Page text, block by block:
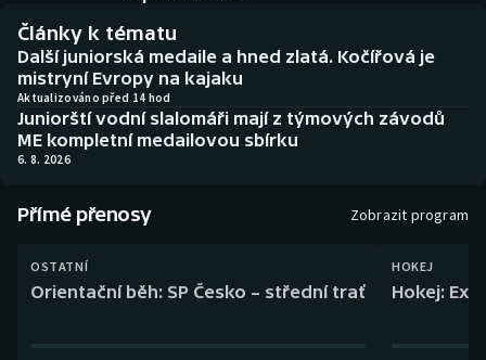
Basketbal
Biatlon
Boby a skeleton
Dostihy
Historické návraty
Aplikace ČT sport
AZ kvíz
Články k tématu
Další juniorská medaile a hned zlatá. Kočířová je
mistryní Evropy na kajaku
Aktualizováno před 14 hod
Juniorští vodní slalomáři mají z týmových závodů
ME kompletní medailovou sbírku
6. 8. 2026
Přímé přenosy Zobrazit program
OSTATNÍ
Orientační běh: SP Česko – střední trať
HOKEJ
Hokej: